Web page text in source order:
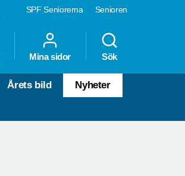
SPF Seniorerna Senioren
Mina sidor Sök
Årets bild Nyheter